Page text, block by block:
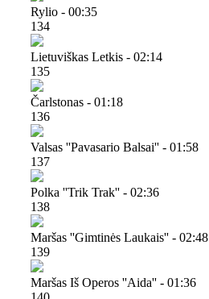
Rylio - 00:35
134
Lietuviškas Letkis - 02:14
135
Čarlstonas - 01:18
136
Valsas ''pavasario Balsai'' - 01:58
137
Polka ''trik Trak'' - 02:36
138
Maršas ''gimtinės Laukais'' - 02:48
139
Maršas Iš Operos ''aida'' - 01:36